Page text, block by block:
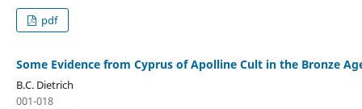
pdf
Some Evidence from Cyprus of Apolline Cult in the Bronze
B.C. Dietrich
001-018